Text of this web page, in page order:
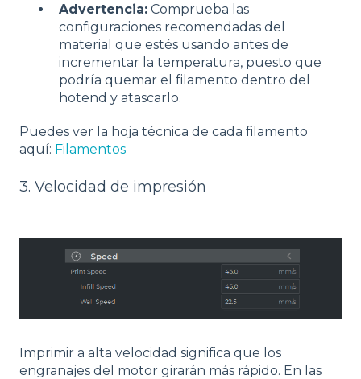
Advertencia: Comprueba las
configuraciones recomendadas del
material que estés usando antes de
incrementar la temperatura, puesto que
podría quemar el filamento dentro del
hotend y atascarlo.
Puedes ver la hoja técnica de cada filamento
aquí: Filamentos
3. Velocidad de impresión
Imprimir a alta velocidad significa que los
engranajes del motor girarán más rápido. En las